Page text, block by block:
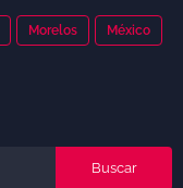
Morelos México